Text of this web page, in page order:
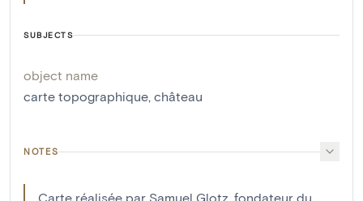
SUBJECTS
object name
carte topographique, château
NOTES
Carte réalisée par Samuel Glotz, fondateur du